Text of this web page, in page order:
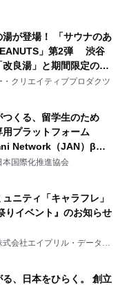
湯が登場！ 「サウナのあ
」第2弾 渋谷
良湯」と期間限定のコ
ン サウナイキタイコラ
決定！
クリエイティブプロダクツ
くる、留学生のため
プラットフォーム
Network（JAN）β版
本国際化推進協会
ニティ「キャラフレ」
りイベント』のお知らせ
会社エイプリル・データ・
、日本をひらく。 創立